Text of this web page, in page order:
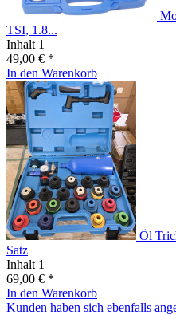
TSI, 1.8...
Inhalt 1
49,00 € *
In den Warenkorb
Öl
Satz
Inhalt 1
69,00 € *
In den Warenkorb
Kunden haben sich ebenfalls